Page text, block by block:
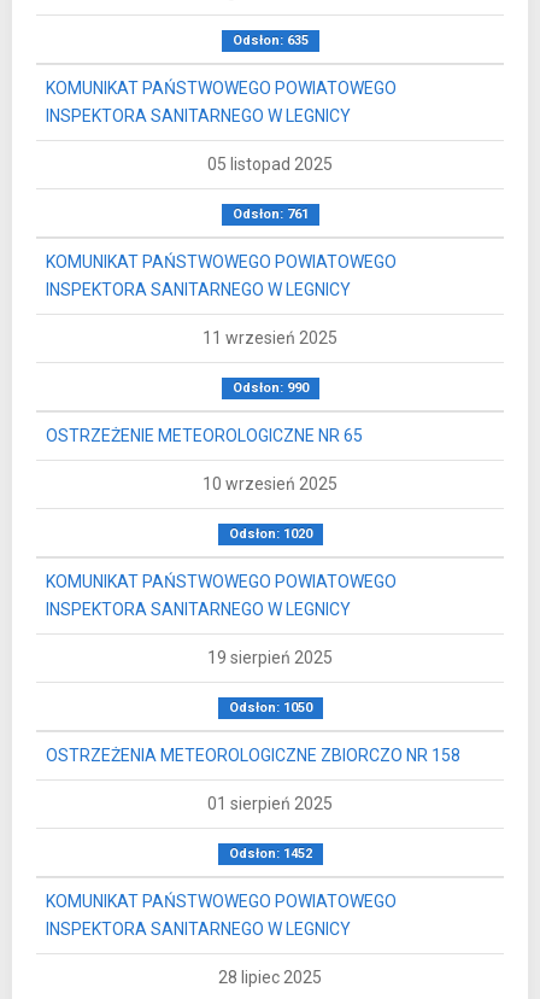
Odsłon: 635
KOMUNIKAT PAŃSTWOWEGO POWIATOWEGO
INSPEKTORA SANITARNEGO W LEGNICY
05 listopad 2025
Odsłon: 761
KOMUNIKAT PAŃSTWOWEGO POWIATOWEGO
INSPEKTORA SANITARNEGO W LEGNICY
11 wrzesień 2025
Odsłon: 990
OSTRZEŻENIE METEOROLOGICZNE NR 65
10 wrzesień 2025
Odsłon: 1020
KOMUNIKAT PAŃSTWOWEGO POWIATOWEGO
INSPEKTORA SANITARNEGO W LEGNICY
19 sierpień 2025
Odsłon: 1050
OSTRZEŻENIA METEOROLOGICZNE ZBIORCZO NR 158
01 sierpień 2025
Odsłon: 1452
KOMUNIKAT PAŃSTWOWEGO POWIATOWEGO
INSPEKTORA SANITARNEGO W LEGNICY
28 lipiec 2025